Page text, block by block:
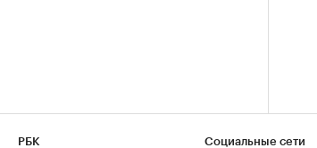
РБК Социальные сети